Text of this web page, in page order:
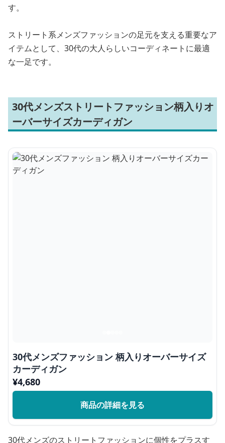
す。
ストリート系メンズファッションの足元を支える重要なア
イテムとして、30代の大人らしいコーディネートに最適
な一足です。
30代メンズストリートファッション柄入りオ
ーバーサイズカーディガン
30代メンズファッション 柄入りオーバーサイズ
カーディガン
¥4,680
商品の詳細を見る
30代メンズのストリートファッションに個性をプラスす